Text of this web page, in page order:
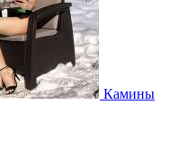
Камины